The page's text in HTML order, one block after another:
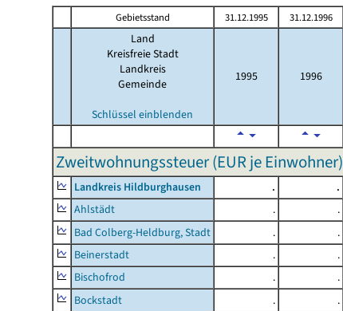
Gebietsstand 31.12.1995 31.12.1996
Land
Kreisfreie Stadt
Landkreis
Gemeinde
Schlüssel einblenden
1995 1996
Zweitwohnungssteuer (EUR je Einwohner)
Landkreis Hildburghausen . .
Ahlstädt
. .
Bad Colberg-Heldburg, Stadt
. .
Beinerstadt
. .
Bischofrod
. .
Bockstadt
. .